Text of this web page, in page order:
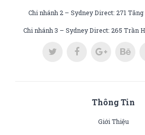
Chi nhánh 2 – Sydney Direct: 271
Chi nhánh 3 – Sydney Direct: 265 Trần
Thông Tin
Giới Thiệu